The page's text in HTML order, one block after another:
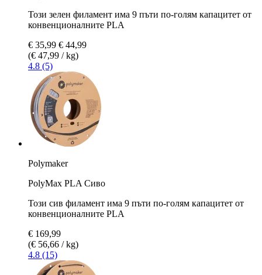
Този зелен филамент има 9 пъти по-голям капацитет от
конвенционалните PLA
€ 35,99 € 44,99
(€ 47,99 / kg)
4.8 (5)
Polymaker
PolyMax PLA Сиво
Този сив филамент има 9 пъти по-голям капацитет от
конвенционалните PLA
€ 169,99
(€ 56,66 / kg)
4.8 (15)